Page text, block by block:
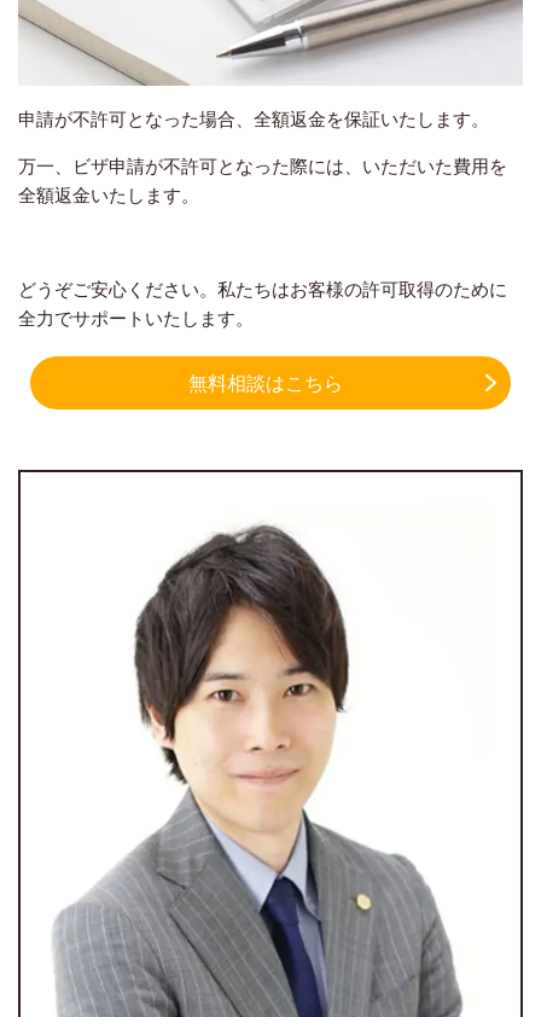
申請が不許可となった場合、全額返金を保証いたします。
万一、ビザ申請が不許可となった際には、いただいた費用を
全額返金いたします。
どうぞご安心ください。私たちはお客様の許可取得のために
全力でサポートいたします。
無料相談はこちら